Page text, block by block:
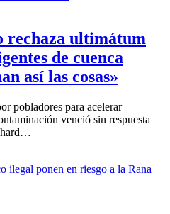
rechaza ultimátum
de cuenca
así las cosas»
pobladores para acelerar
venció sin respuesta